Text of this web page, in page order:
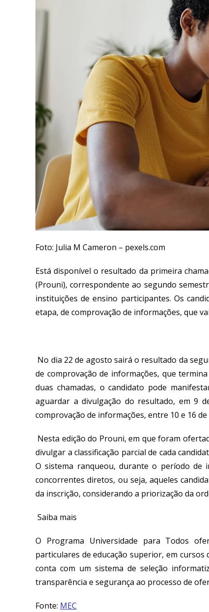
Foto: Julia M Cameron – pexels.com
Está disponível o resultado da primeira
(Prouni), correspondente ao segundo
instituições de ensino participantes. Os
etapa, de comprovação de informações, que
No dia 22 de agosto sairá o resultado da
de comprovação de informações, que
duas chamadas, o candidato pode
aguardar a divulgação do resultado, em 9
comprovação de informações, entre 10 e 16
Nesta edição do Prouni, em que foram
divulgar a classificação parcial de cada
O sistema ranqueou, durante o período de
concorrentes diretos, ou seja, aqueles
da inscrição, considerando a priorização da
Saiba mais
O Programa Universidade para Todos
particulares de educação superior, em cursos
conta com um sistema de seleção
transparência e segurança ao processo de
Fonte: MEC